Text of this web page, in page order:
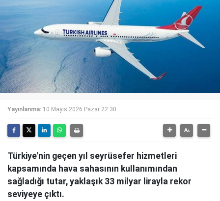
Yayınlanma: 10 Mayıs 2026 Pazar 22:30
Türkiye'nin geçen yıl seyrüsefer hizmetleri
kapsamında hava sahasının kullanımından
sağladığı tutar, yaklaşık 33 milyar lirayla rekor
seviyeye çıktı.